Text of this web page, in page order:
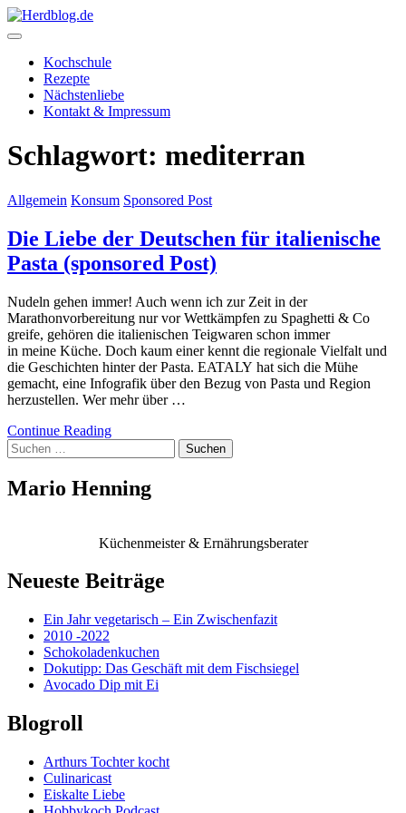
Skip
to
Herdblog.de
Kochschule
Rezepte
Nächstenliebe
Kontakt & Impressum
Schlagwort: mediterran
Allgemein Konsum Sponsored Post
Die Liebe der Deutschen für italienische
Pasta (sponsored Post)
Nudeln gehen immer! Auch wenn ich zur Zeit in der
Marathonvorbereitung nur vor Wettkämpfen zu Spaghetti & Co
greife, gehören die italienischen Teigwaren schon immer
in meine Küche. Doch kaum einer kennt die regionale Vielfalt und
die Geschichten hinter der Pasta. EATALY hat sich die Mühe
gemacht, eine Infografik über den Bezug von Pasta und Region
herzustellen. Wer mehr über …
Continue Reading
Suchen
nach:
Mario Henning
Küchenmeister & Ernährungsberater
Neueste Beiträge
Ein Jahr vegetarisch – Ein Zwischenfazit
2010 -2022
Schokoladenkuchen
Dokutipp: Das Geschäft mit dem Fischsiegel
Avocado Dip mit Ei
Blogroll
Arthurs Tochter kocht
Culinaricast
Eiskalte Liebe